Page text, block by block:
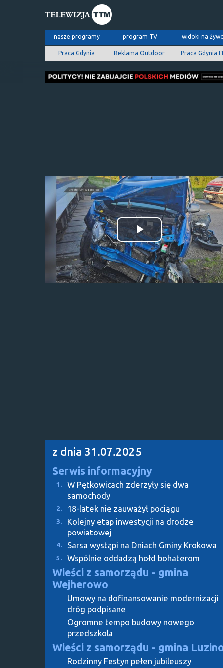
nasze programy program TV widoki na
Praca Gdynia Reklama Outdoor Praca Gdynia
Odtwórz
wideo
z dnia 31.07.2025
Serwis informacyjny
1.
W Pętkowicach zderzyły się dwa
samochody
2. 18-latek nie zauważył pociągu
3.
Kolejny etap inwestycji na drodze
powiatowej
4. Sarsa wystąpi na Dniach Gminy Krokowa
5. Wspólnie oddadzą hołd bohaterom
Wieści z samorządu - gmina
Wejherowo
Umowy na dofinansowanie modernizacji
dróg podpisane
Ogromne tempo budowy nowego
przedszkola
Wieści z samorządu - gmina
Rodzinny Festyn pełen jubileuszy